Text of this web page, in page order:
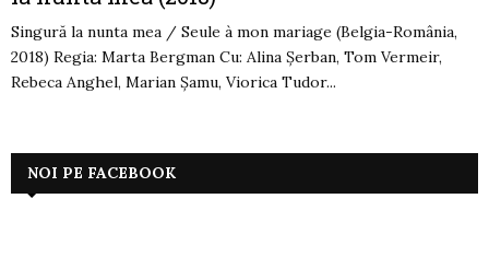
Singură la nunta mea / Seule à mon mariage (Belgia-România,
2018) Regia: Marta Bergman Cu: Alina Șerban, Tom Vermeir,
Rebeca Anghel, Marian Șamu, Viorica Tudor...
NOI PE FACEBOOK